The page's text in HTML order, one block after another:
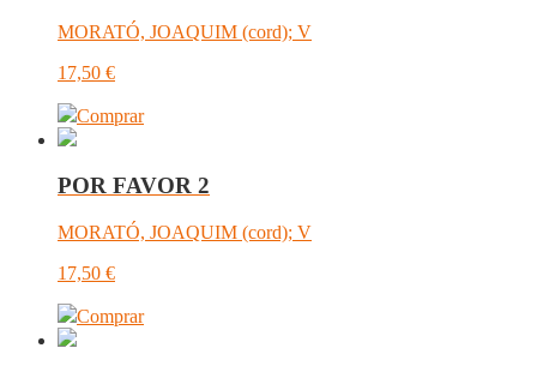
MORATÓ, JOAQUIM (cord); V
17,50 €
Comprar
POR FAVOR 2
MORATÓ, JOAQUIM (cord); V
17,50 €
Comprar